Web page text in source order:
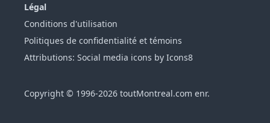
Légal
Conditions d'utilisation
Politiques de confidentialité et témoins
Attributions: Social media icons by Icons8
Copyright © 1996-2026 toutMontreal.com enr.